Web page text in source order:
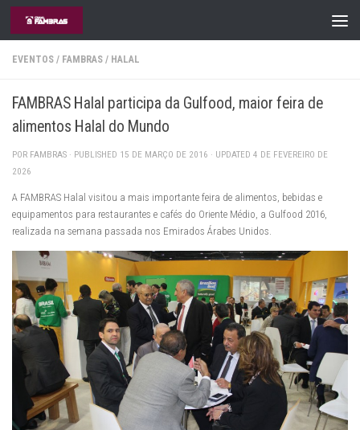
Skip to content
EVENTOS / FAMBRAS / HALAL
FAMBRAS Halal participa da Gulfood, maior feira de
alimentos Halal do Mundo
POR FAMBRAS · PUBLISHED 15 DE MARÇO DE 2016 · UPDATED 4 DE FEVEREIRO DE
2026
A FAMBRAS Halal visitou a mais importante feira de alimentos, bebidas e
equipamentos para restaurantes e cafés do Oriente Médio, a Gulfood 2016,
realizada na semana passada nos Emirados Árabes Unidos.